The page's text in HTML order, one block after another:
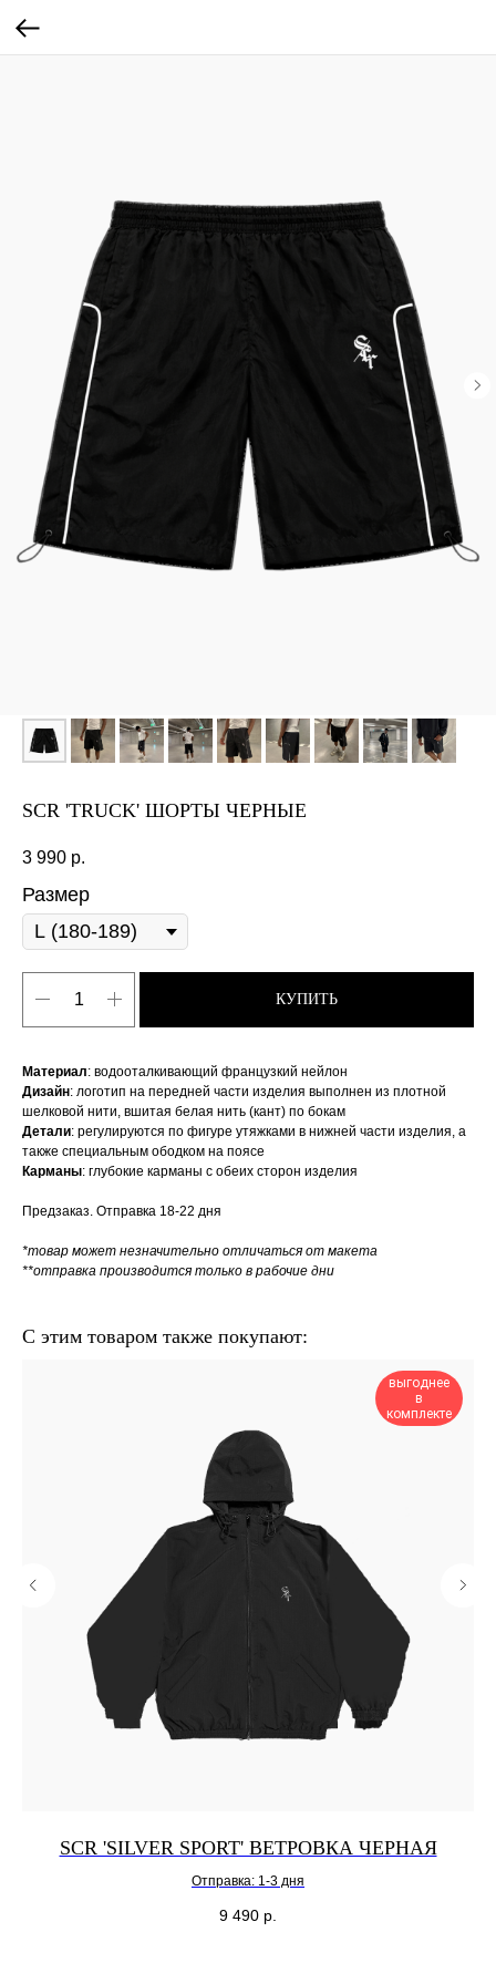
SCR 'TRUCK' ШОРТЫ ЧЕРНЫЕ
3 990 р.
Размер
КУПИТЬ
Материал: водооталкивающий французкий нейлон
Дизайн: логотип на передней части изделия выполнен из плотной
шелковой нити, вшитая белая нить (кант) по бокам
Детали: регулируются по фигуре утяжками в нижней части изделия, а
также специальным ободком на поясе
Карманы: глубокие карманы с обеих сторон изделия
Предзаказ. Отправка 18-22 дня
*товар может незначительно отличаться от макета
**отправка производится только в рабочие дни
С этим товаром также покупают:
выгоднее
в
комплекте
SCR 'SILVER SPORT' ВЕТРОВКА ЧЕРНАЯ
Отправка: 1-3 дня
9 490 р.